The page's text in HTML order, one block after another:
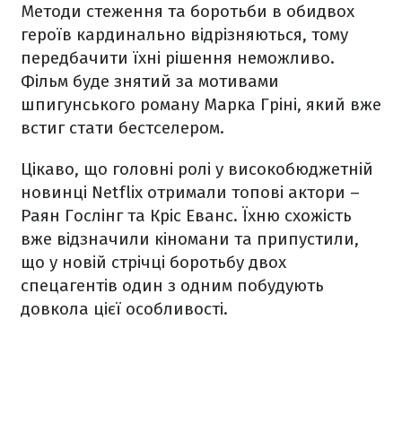
Методи стеження та боротьби в обидвох
героїв кардинально відрізняються, тому
передбачити їхні рішення неможливо.
Фільм буде знятий за мотивами
шпигунського роману Марка Гріні, який вже
встиг стати бестселером.
Цікаво, що головні ролі у високобюджетній
новинці Netflix отримали топові актори –
Раян Гослінг та Кріс Еванс. Їхню схожість
вже відзначили кіномани та припустили,
що у новій стрічці боротьбу двох
спецагентів один з одним побудують
довкола цієї особливості.